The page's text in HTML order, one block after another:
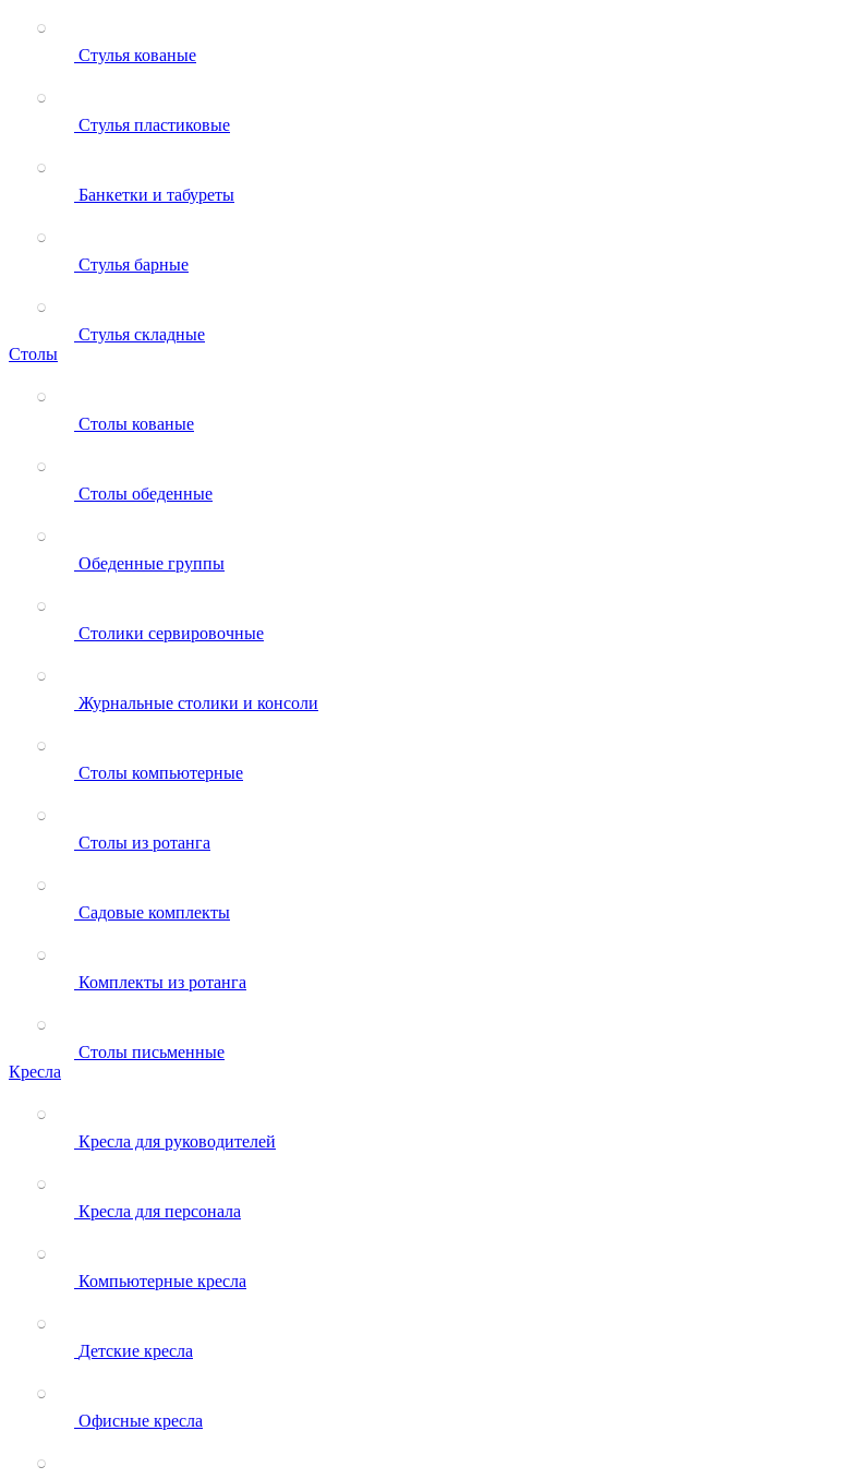
Стулья кованые
Стулья пластиковые
Банкетки и табуреты
Стулья барные
Стулья складные
Столы
Столы кованые
Столы обеденные
Обеденные группы
Столики сервировочные
Журнальные столики и консоли
Столы компьютерные
Столы из ротанга
Садовые комплекты
Комплекты из ротанга
Столы письменные
Кресла
Кресла для руководителей
Кресла для персонала
Компьютерные кресла
Детские кресла
Офисные кресла